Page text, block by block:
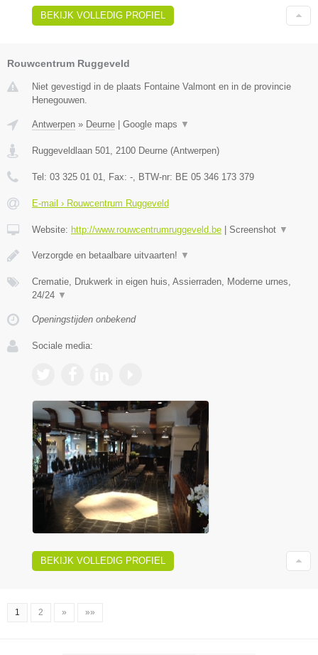
BEKIJK VOLLEDIG PROFIEL
Rouwcentrum Ruggeveld
Niet gevestigd in de plaats Fontaine Valmont en in de provincie
Henegouwen.
Antwerpen » Deurne Google maps ▼
Ruggeveldlaan 501, 2100 Deurne (Antwerpen)
Tel: 03 325 01 01, Fax: -, BTW-nr: BE 05 346 173 379
E-mail › Rouwcentrum Ruggeveld
Website: http://www.rouwcentrumruggeveld.be Screenshot ▼
Verzorgde en betaalbare uitvaarten! ▼
Crematie, Drukwerk in eigen huis, Assierraden, Moderne urnes,
24/24 ▼
Openingstijden onbekend
Sociale media:
BEKIJK VOLLEDIG PROFIEL
1 2 » »»